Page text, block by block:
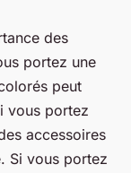
des
portez une
peut
vous portez
accessoires
. Si vous portez